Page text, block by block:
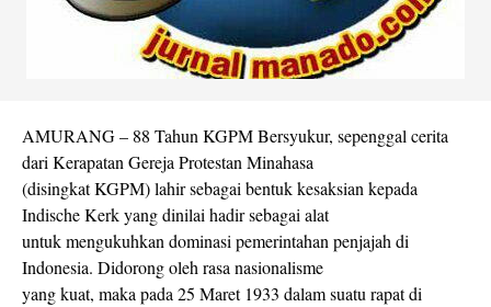
AMURANG – 88 Tahun KGPM Bersyukur, sepenggal cerita
dari Kerapatan Gereja Protestan Minahasa
(disingkat KGPM) lahir sebagai bentuk kesaksian kepada
Indische Kerk yang dinilai hadir sebagai alat
untuk mengukuhkan dominasi pemerintahan penjajah di
Indonesia. Didorong oleh rasa nasionalisme
yang kuat, maka pada 25 Maret 1933 dalam suatu rapat di